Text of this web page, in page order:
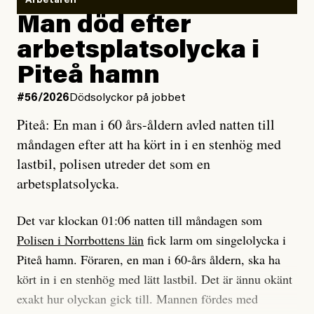
Vad betyder det att vara en röd, grön och oberoende
tidning?
Vad är bra journalistik?
Ett försök till korta svar som jag hoppas kan förtydliga
för Kuhn och Sassarinis-McGowan och andra hur jag
som chefredaktör ser på Dagens ETC:s uppdrag och
roll.
Vi skriver för våra läsare som vill bli informerade,
överraskade, bekräftade, utmanade – och som kräver
att vi granskar allt och alla.
Vi är som sagt en röd, grön och oberoende tidning.
Jag lärde mig renovera
enligt uråldrig metod
och lade min sista ungdom
på att laga en gammal bod.
Jag sökte ljuset och meningen,
efter det som var rent, rätt och sant,
och aldrig såg jag det klarare än
när jag ombord på bussen hjälpte en tant.
#23/2026Intervjun
Jesper Lundby: ”Livet i sig
är ganska politiskt”
Man död efter
arbetsplatsolycka i
Piteå hamn
#56/2026Dödsolyckor på jobbet
Piteå: En man i 60 års-åldern avled natten till
måndagen efter att ha kört in i en stenhög med
lastbil, polisen utreder det som en
arbetsplatsolycka.
Det var klockan 01:06 natten till måndagen som
Polisen i Norrbottens län fick larm om singelolycka i
Piteå hamn. Föraren, en man i 60-års åldern, ska ha
kört in i en stenhög med lätt lastbil. Det är ännu okänt
exakt hur olyckan gick till. Mannen fördes med